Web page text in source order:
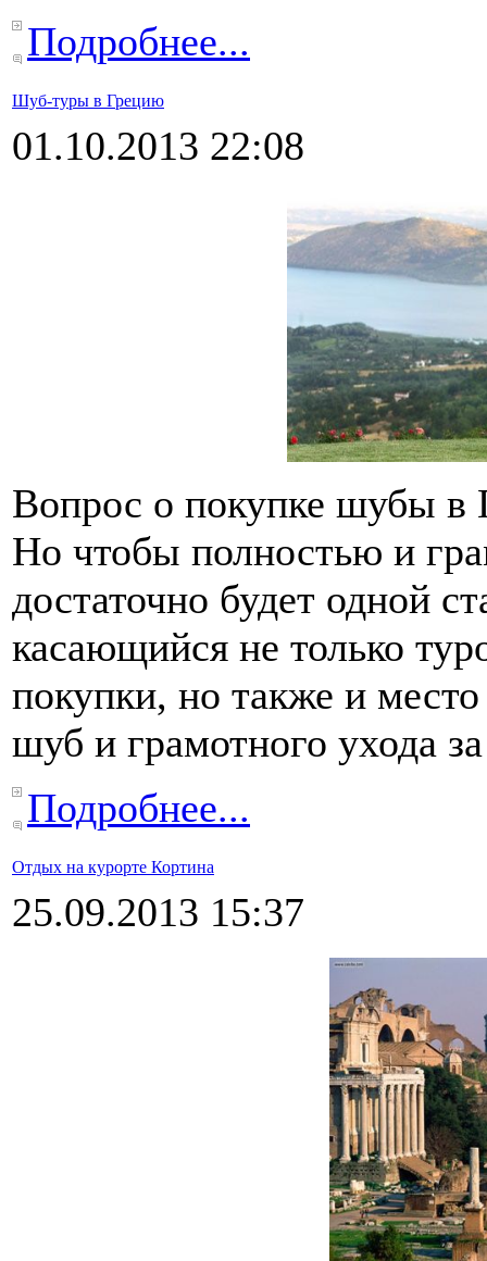
Подробнее...
Шуб-туры в Грецию
01.10.2013 22:08
Вопрос о покупке шубы в
Но чтобы полностью и
достаточно будет одной
касающийся не только
покупки, но также и место
шуб и грамотного ухода
Подробнее...
Отдых на курорте Кортина
25.09.2013 15:37